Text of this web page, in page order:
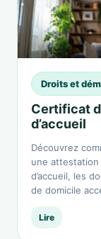
Droits et
Certificat
d’accueil
Découvrez
une attestation
d’accueil, les
de domicile
Lire